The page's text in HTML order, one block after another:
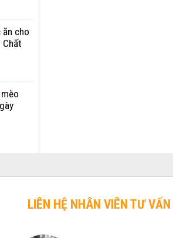
cho
Chất
LIÊN HỆ NHÂN VIÊN TƯ